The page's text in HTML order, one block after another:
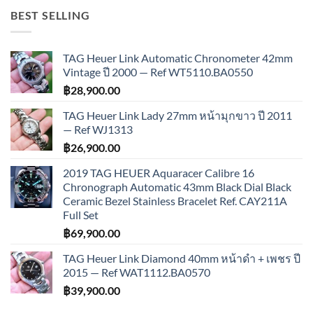
BEST SELLING
TAG Heuer Link Automatic Chronometer 42mm
Vintage ปี 2000 — Ref WT5110.BA0550
฿28,900.00
TAG Heuer Link Lady 27mm หน้ามุกขาว ปี 2011
— Ref WJ1313
฿26,900.00
2019 TAG HEUER Aquaracer Calibre 16
Chronograph Automatic 43mm Black Dial Black
Ceramic Bezel Stainless Bracelet Ref. CAY211A
Full Set
฿69,900.00
TAG Heuer Link Diamond 40mm หน้าดำ + เพชร ปี
2015 — Ref WAT1112.BA0570
฿39,900.00